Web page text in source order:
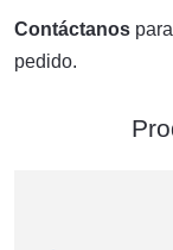
Contáctanos
pedido.